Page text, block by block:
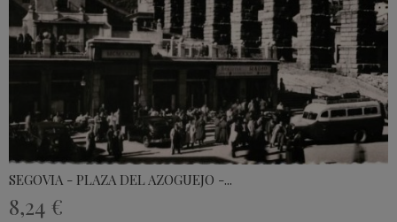
SEGOVIA - PLAZA DEL AZOGUEJO -...
8,24 €